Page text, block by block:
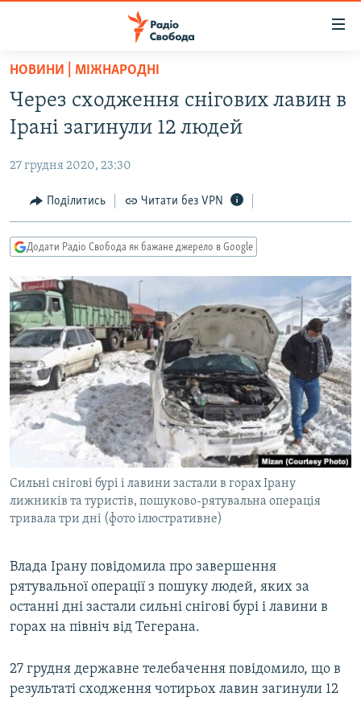
Перейти
основного
матеріалу
Перейти
до
навігації
Перейти
до
ВСЕ ЗА ДОБУ
СТАТТІ
ПОЛІТИКА
ЕКОНОМІКА
КУЛЬТУРА
СПОРТ
УКРАЇНА
СВІТ
ВІЙНА
РОСІЙСЬКА «ФІЛЬТРАЦІЯ»
КРИМ.РЕАЛІЇ
ТИ ЯК?
СХЕМИ
КИТАЙ.ВИКЛИКИ
МУЛЬТИМЕДІА
ФОТО
СПЕЦПРОЄКТИ
ПОДКАСТИ
КРИМ РЕАЛІЇ
РУС
КТАТ
ДОЛУЧАЙСЯ!
НОВИНИ | МІЖНАРОДНІ
Через сходження снігових лавин в
Ірані загинули 12 людей
27 грудня 2020, 23:30
Поділитись Читати без VPN
Додати Радіо Свобода як бажане джерело в Google
Cильні снігові бурі і лавини застали в горах Ірану
лижників та туристів, пошуково-рятувальна операція
тривала три дні (фото ілюстративне)
Влада Ірану повідомила про завершення
рятувальної операції з пошуку людей, яких за
останні дні застали сильні снігові бурі і лавини в
горах на північ від Тегерана.
27 грудня державне телебачення повідомило, що в
результаті сходження чотирьох лавин загинули 12